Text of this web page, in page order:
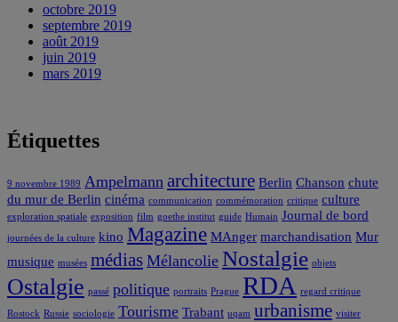
octobre 2019
septembre 2019
août 2019
juin 2019
mars 2019
Étiquettes
9 novembre 1989 Ampelmann architecture Berlin Chanson chute
du mur de Berlin cinéma communication commémoration critique culture
exploration spatiale exposition film goethe institut guide Humain Journal de bord
journées de la culture kino Magazine MAnger marchandisation Mur
musique musées médias Mélancolie Nostalgie objets
Ostalgie passé politique portraits Prague RDA regard critique
Rostock Russie sociologie Tourisme Trabant uqam urbanisme visiter